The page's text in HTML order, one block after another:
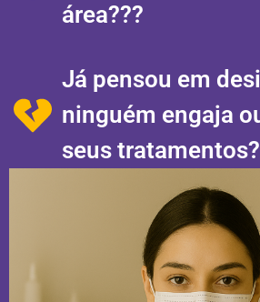
área???
Já pensou em
ninguém engaja
seus